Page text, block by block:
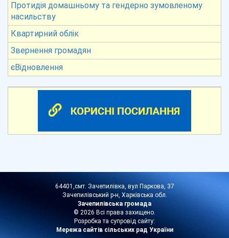
Протидія домашньому та гендерно зумовленому
насильству
Квартирний облік
Звернення громадян
єВідновлення
64401,смт. Зачепилівка, вул Паркова, 37
Зачепилівський р-н, Харківська обл.
Зачепилівська громада
© 2026 Всі права захищено.
Розробка та супровід сайту:
Мережа сайтів сільських рад України